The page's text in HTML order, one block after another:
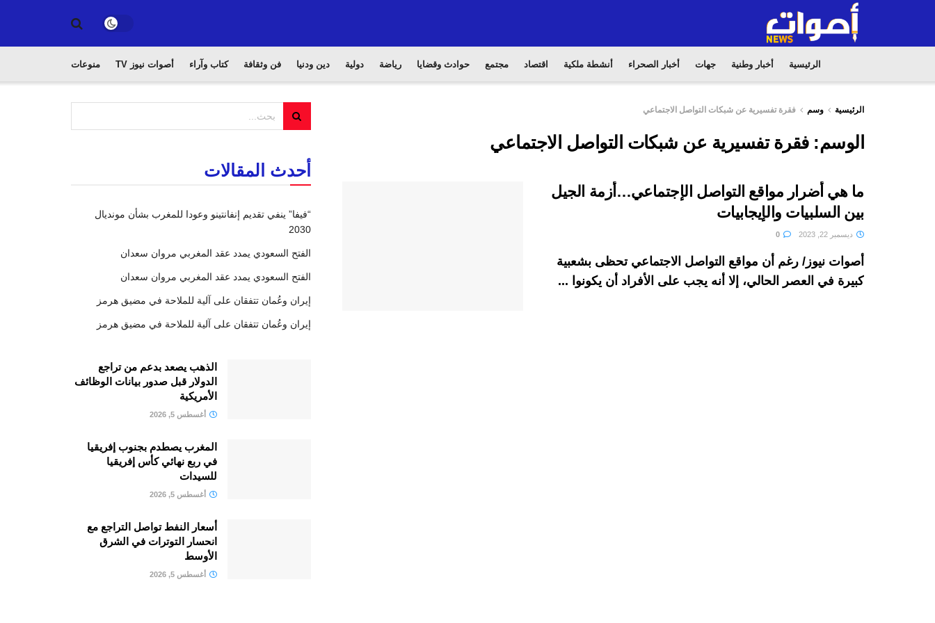
الرئيسية أخبار وطنية جهات أخبار الصحراء أنشطة ملكية اقتصاد مجتمع حوادث وقضايا رياضة دولية دين ودنيا فن وثقافة كتاب وآراء أصوات نيوز TV منوعات
الرئيسية وسم فقرة تفسيرية عن شبكات التواصل الاجتماعي
الوسم:فقرة تفسيرية عن شبكات التواصل الاجتماعي
ما هي أضرار مواقع التواصل الإجتماعي…أزمة الجيل
بين السلبيات والإيجابيات
ديسمبر 22, 2023
أصوات نيوز/ رغم أن مواقع التواصل الاجتماعي تحظى بشعبية
كبيرة في العصر الحالي، إلا أنه يجب على الأفراد أن يكونوا ...
أحدث المقالات
“فيفا” ينفي تقديم إنفانتينو وعودا للمغرب بشأن مونديال
2030
الفتح السعودي يمدد عقد المغربي مروان سعدان
الفتح السعودي يمدد عقد المغربي مروان سعدان
إيران وعُمان تتفقان على آلية للملاحة في مضيق هرمز
إيران وعُمان تتفقان على آلية للملاحة في مضيق هرمز
الذهب يصعد بدعم من تراجع
الدولار قبل صدور بيانات الوظائف
الأمريكية
أغسطس 5, 2026
المغرب يصطدم بجنوب إفريقيا
في ربع نهائي كأس إفريقيا
للسيدات
أغسطس 5, 2026
أسعار النفط تواصل التراجع مع
انحسار التوترات في الشرق
الأوسط
أغسطس 5, 2026